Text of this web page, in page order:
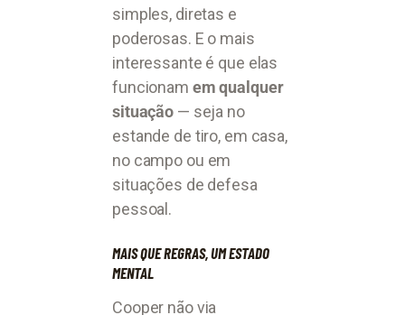
simples, diretas e
poderosas. E o mais
interessante é que elas
funcionam em qualquer
situação — seja no
estande de tiro, em casa,
no campo ou em
situações de defesa
pessoal.
MAIS QUE REGRAS, UM ESTADO
MENTAL
Cooper não via